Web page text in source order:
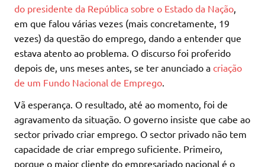
do presidente da República sobre o Estado da Nação
em que falou várias vezes (mais concretamente, 19
vezes) da questão do emprego, dando a entender que
estava atento ao problema. O discurso foi proferido
depois de, uns meses antes, se ter anunciado a criação
de um Fundo Nacional de Emprego
Vã esperança. O resultado, até ao momento, foi de
agravamento da situação. O governo insiste que cabe ao
sector privado criar emprego. O sector privado não tem
capacidade de criar emprego suficiente. Primeiro,
porque o maior cliente do empresariado nacional é o